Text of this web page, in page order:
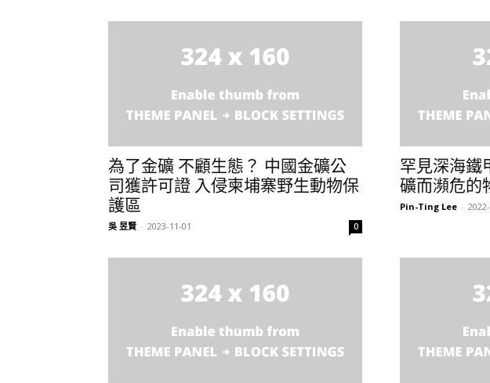
為了金礦 不顧生態？ 中國金礦公
司獲許可證 入侵柬埔寨野生動物保
護區
吳 昱賢 - 2023-11-01 0
罕見深海鐵
礦而瀕危的
Pin-Ting Lee -